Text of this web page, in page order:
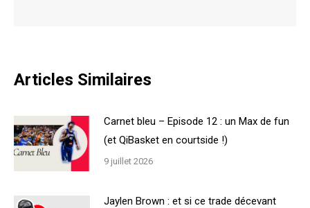
Articles Similaires
Carnet bleu – Episode 12 : un Max de fun
(et QiBasket en courtside !)
9 juillet 2026
Jaylen Brown : et si ce trade décevant